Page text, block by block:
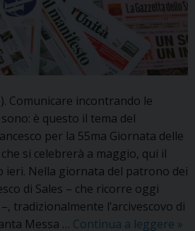
Comunicare incontrando le
è questo il tema del
per la 55ma Giornata delle
si celebrerà a maggio, qui il
Nella giornata del patrono dei
di Sales – che ricorre oggi
tradizionalmente l’arcivescovo di
Messa … Continua a leggere »